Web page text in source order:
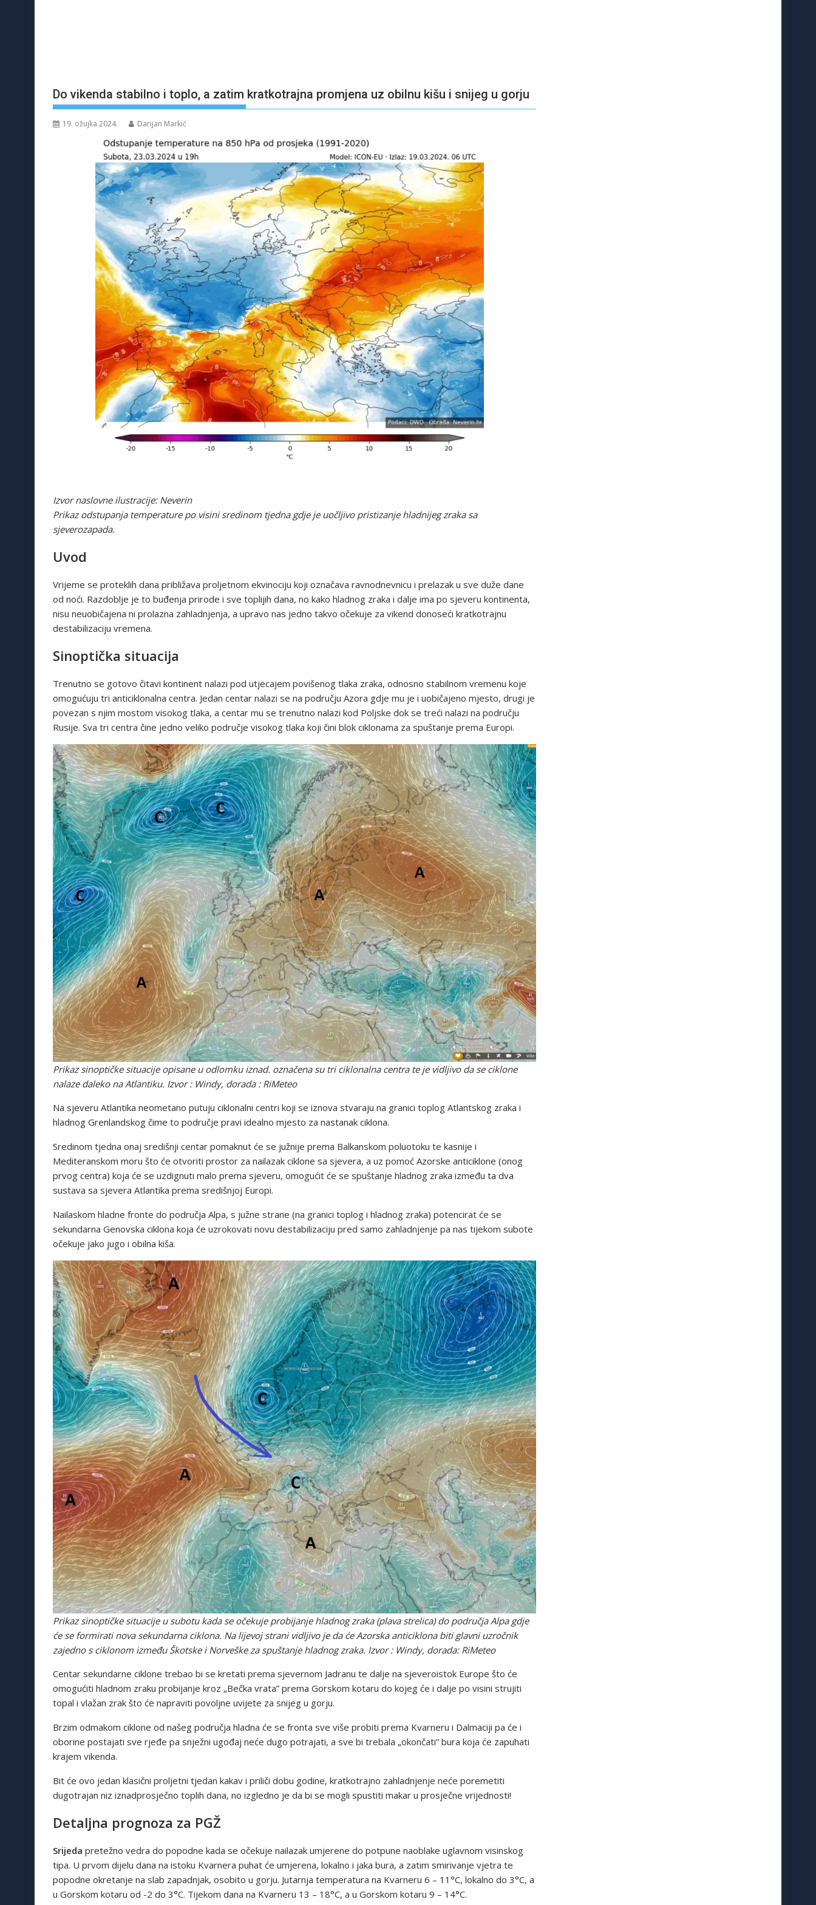
Do vikenda stabilno i toplo, a zatim kratkotrajna promjena uz obilnu kišu i snijeg u gorju
19. ožujka 2024. Darijan Markić
Izvor naslovne ilustracije: Neverin
Prikaz odstupanja temperature po visini sredinom tjedna gdje je uočljivo pristizanje hladnijeg zraka sa
sjeverozapada.
Uvod
Vrijeme se proteklih dana približava proljetnom ekvinociju koji označava ravnodnevnicu i prelazak u sve duže dane
od noći. Razdoblje je to buđenja prirode i sve toplijih dana, no kako hladnog zraka i dalje ima po sjeveru kontinenta,
nisu neuobičajena ni prolazna zahladnjenja, a upravo nas jedno takvo očekuje za vikend donoseći kratkotrajnu
destabilizaciju vremena.
Sinoptička situacija
Trenutno se gotovo čitavi kontinent nalazi pod utjecajem povišenog tlaka zraka, odnosno stabilnom vremenu koje
omogućuju tri anticiklonalna centra. Jedan centar nalazi se na području Azora gdje mu je i uobičajeno mjesto, drugi je
povezan s njim mostom visokog tlaka, a centar mu se trenutno nalazi kod Poljske dok se treći nalazi na području
Rusije. Sva tri centra čine jedno veliko područje visokog tlaka koji čini blok ciklonama za spuštanje prema Europi.
Prikaz sinoptičke situacije opisane u odlomku iznad. označena su tri ciklonalna centra te je vidljivo da se ciklone
nalaze daleko na Atlantiku. Izvor : Windy, dorada : RiMeteo
Na sjeveru Atlantika neometano putuju ciklonalni centri koji se iznova stvaraju na granici toplog Atlantskog zraka i
hladnog Grenlandskog čime to područje pravi idealno mjesto za nastanak ciklona.
Sredinom tjedna onaj središnji centar pomaknut će se južnije prema Balkanskom poluotoku te kasnije i
Mediteranskom moru što će otvoriti prostor za nailazak ciklone sa sjevera, a uz pomoć Azorske anticiklone (onog
prvog centra) koja će se uzdignuti malo prema sjeveru, omogućit će se spuštanje hladnog zraka između ta dva
sustava sa sjevera Atlantika prema središnjoj Europi.
Nailaskom hladne fronte do područja Alpa, s južne strane (na granici toplog i hladnog zraka) potencirat će se
sekundarna Genovska ciklona koja će uzrokovati novu destabilizaciju pred samo zahladnjenje pa nas tijekom subote
očekuje jako jugo i obilna kiša.
Prikaz sinoptičke situacije u subotu kada se očekuje probijanje hladnog zraka (plava strelica) do područja Alpa gdje
će se formirati nova sekundarna ciklona. Na lijevoj strani vidljivo je da će Azorska anticiklona biti glavni uzročnik
zajedno s ciklonom između Škotske i Norveške za spuštanje hladnog zraka. Izvor : Windy, dorada: RiMeteo
Centar sekundarne ciklone trebao bi se kretati prema sjevernom Jadranu te dalje na sjeveroistok Europe što će
omogućiti hladnom zraku probijanje kroz „Bečka vrata” prema Gorskom kotaru do kojeg će i dalje po visini strujiti
topal i vlažan zrak što će napraviti povoljne uvijete za snijeg u gorju.
Brzim odmakom ciklone od našeg područja hladna će se fronta sve više probiti prema Kvarneru i Dalmaciji pa će i
oborine postajati sve rjeđe pa snježni ugođaj neće dugo potrajati, a sve bi trebala „okončati” bura koja će zapuhati
krajem vikenda.
Bit će ovo jedan klasični proljetni tjedan kakav i priliči dobu godine, kratkotrajno zahladnjenje neće poremetiti
dugotrajan niz iznadprosječno toplih dana, no izgledno je da bi se mogli spustiti makar u prosječne vrijednosti!
Detaljna prognoza za PGŽ
Srijeda pretežno vedra do popodne kada se očekuje nailazak umjerene do potpune naoblake uglavnom visinskog
tipa. U prvom dijelu dana na istoku Kvarnera puhat će umjerena, lokalno i jaka bura, a zatim smirivanje vjetra te
popodne okretanje na slab zapadnjak, osobito u gorju. Jutarnja temperatura na Kvarneru 6 – 11°C, lokalno do 3°C, a
u Gorskom kotaru od -2 do 3°C. Tijekom dana na Kvarneru 13 – 18°C, a u Gorskom kotaru 9 – 14°C.